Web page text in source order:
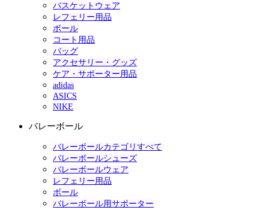
バスケットウェア
レフェリー用品
ボール
コート用品
バッグ
アクセサリー・グッズ
ケア・サポーター用品
adidas
ASICS
NIKE
バレーボール
バレーボールカテゴリすべて
バレーボールシューズ
バレーボールウェア
レフェリー用品
ボール
バレーボール用サポーター